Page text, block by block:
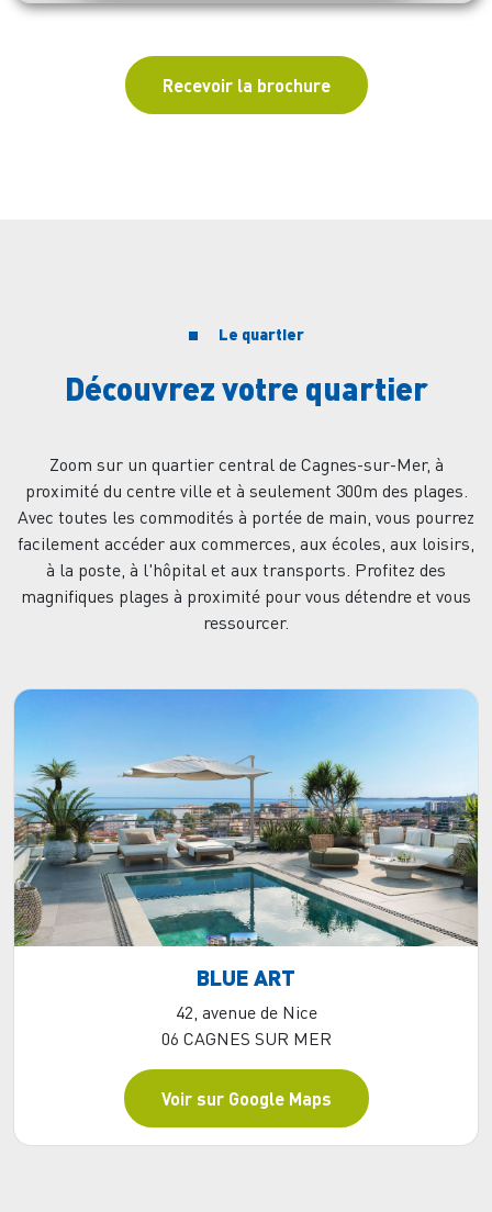
Recevoir la brochure
Le quartier
Découvrez votre quartier
Zoom sur un quartier central de Cagnes-sur-Mer, à
proximité du centre ville et à seulement 300m des plages.
Avec toutes les commodités à portée de main, vous pourrez
facilement accéder aux commerces, aux écoles, aux loisirs,
à la poste, à l'hôpital et aux transports. Profitez des
magnifiques plages à proximité pour vous détendre et vous
ressourcer.
BLUE ART
42, avenue de Nice
06 CAGNES SUR MER
Voir sur Google Maps